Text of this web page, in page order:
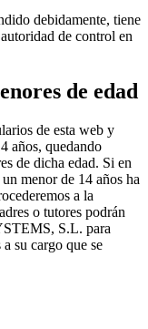
debidamente, tiene
de control en
de edad
de esta web y
años, quedando
de dicha edad. Si en
menor de 14 años ha
a la
o tutores podrán
S.L. para
su cargo que se